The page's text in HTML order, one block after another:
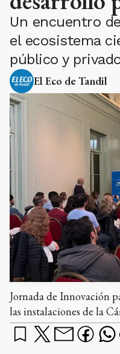
Un encuentro
el ecosistema
público y
El Eco de Tandil
Jornada de Innovación
las instalaciones de la